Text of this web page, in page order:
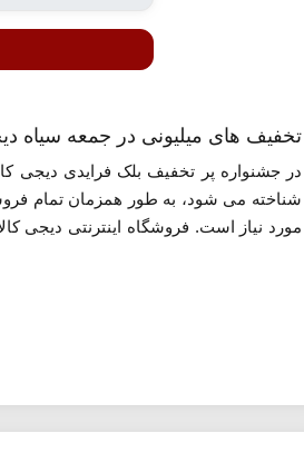
تخفیف های میلیونی در جمعه سیاه دیجی
در جشنواره پر تخفیف بلک فرایدی دیجی
شناخته می شود، به طور همزمان تمام
مورد نیاز است. فروشگاه اینترنتی دیجی
بود. معمولا نیز روزهای قبل و بعد از این تاریخ
کدهای تخفیف بلک فرایدی دیجی کالا
در ایام برگزاری بلک فرایدی دیجی کالا،